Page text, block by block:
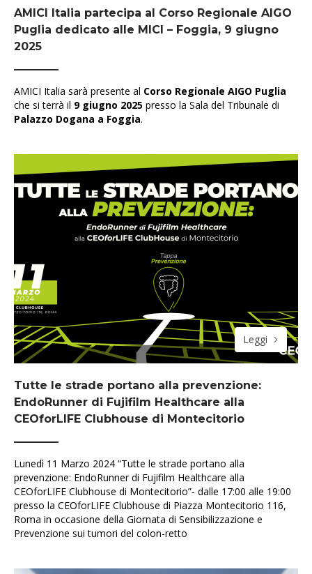
AMICI Italia partecipa al Corso Regionale AIGO
Puglia dedicato alle MICI – Foggia, 9 giugno
2025
AMICI Italia sarà presente al Corso Regionale AIGO Puglia
che si terrà il 9 giugno 2025 presso la Sala del Tribunale di
Palazzo Dogana a Foggia.
Leggi
Tutte le strade portano alla prevenzione:
EndoRunner di Fujifilm Healthcare alla
CEOforLIFE Clubhouse di Montecitorio
Lunedì 11 Marzo 2024 “Tutte le strade portano alla
prevenzione: EndoRunner di Fujifilm Healthcare alla
CEOforLIFE Clubhouse di Montecitorio”- dalle 17:00 alle 19:00
presso la CEOforLIFE Clubhouse di Piazza Montecitorio 116,
Roma in occasione della Giornata di Sensibilizzazione e
Prevenzione sui tumori del colon-retto